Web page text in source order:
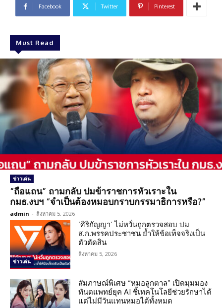
Facebook Twitter Pinterest
Must Read
ข่าวเด่น
“ถือแถน” ถามกลับ ปมข้าราชการหัวเราะใน
กมธ.งบฯ “จำเป็นต้องหมอบกราบกรรมาธิการหรือ?”
admin - สิงหาคม 5, 2026
ข่าวเด่น
‘ศิริกัญญา’ ไม่หวั่นถูกตรวจสอบ ปม
ส.ก.พรรคประชาชน ย้ำให้ข้อเท็จจริงเป็น
ตัวตัดสิน
สิงหาคม 5, 2026
สัมภาษณ์พิเศษ “หมอลูกตาล” เปิดมุมมอง
ทันตแพทย์ยุค AI ชี้เทคโนโลยีช่วยรักษาได้
แต่ไม่มีวันแทนหมอได้ทั้งหมด